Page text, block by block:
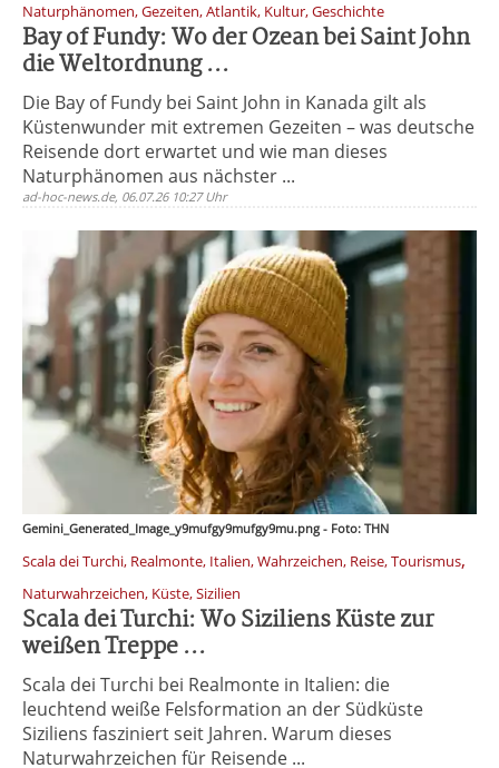
Naturphänomen, Gezeiten, Atlantik, Kultur, Geschichte
Bay of Fundy: Wo der Ozean bei Saint John
die Weltordnung ...
Die Bay of Fundy bei Saint John in Kanada gilt als
Küstenwunder mit extremen Gezeiten – was deutsche
Reisende dort erwartet und wie man dieses
Naturphänomen aus nächster ...
ad-hoc-news.de, 06.07.26 10:27 Uhr
Gemini_Generated_Image_y9mufgy9mufgy9mu.png - Foto: THN
Scala dei Turchi, Realmonte, Italien, Wahrzeichen, Reise, Tourismus,
Naturwahrzeichen, Küste, Sizilien
Scala dei Turchi: Wo Siziliens Küste zur
weißen Treppe ...
Scala dei Turchi bei Realmonte in Italien: die
leuchtend weiße Felsformation an der Südküste
Siziliens fasziniert seit Jahren. Warum dieses
Naturwahrzeichen für Reisende ...